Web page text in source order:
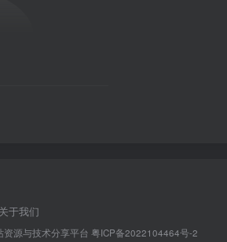
关于我们
源与技术分享平台 粤ICP备2022104464号-2